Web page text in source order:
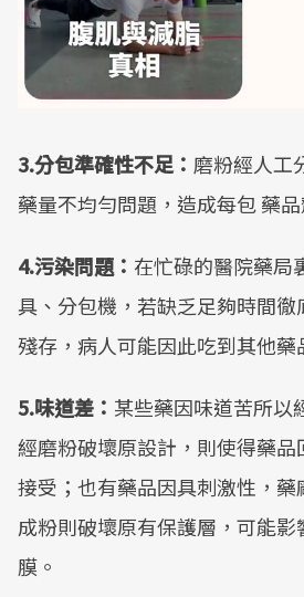
3.分包準確性不足： 磨粉經人工
藥量不均勻問題，造成每包 藥
4.污染問題： 在忙碌的醫院藥局
具、分包機，若缺乏足夠時間
殘存，病人可能因此吃到其他藥
5.味道差： 某些藥因味道苦所以
經磨粉破壞原設計，則使得藥
接受；也有藥品因具刺激性，
成粉則破壞原有保護層，可能
膜。